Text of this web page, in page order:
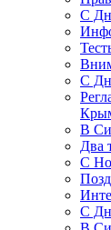
С
С
В
Два
С
С